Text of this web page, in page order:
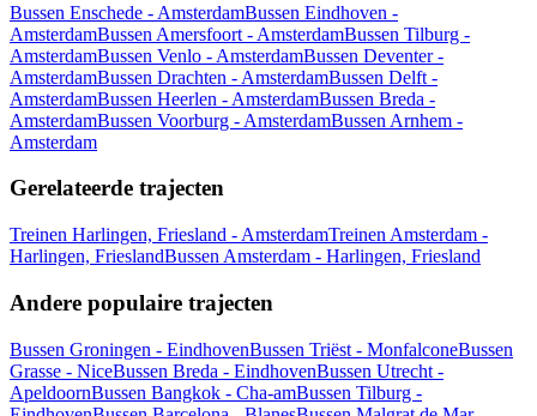
Bussen Enschede - AmsterdamBussen Eindhoven -
AmsterdamBussen Amersfoort - AmsterdamBussen Tilburg -
AmsterdamBussen Venlo - AmsterdamBussen Deventer -
AmsterdamBussen Drachten - AmsterdamBussen Delft -
AmsterdamBussen Heerlen - AmsterdamBussen Breda -
AmsterdamBussen Voorburg - AmsterdamBussen Arnhem -
Amsterdam
Gerelateerde trajecten
Treinen Harlingen, Friesland - AmsterdamTreinen Amsterdam -
Harlingen, FrieslandBussen Amsterdam - Harlingen, Friesland
Andere populaire trajecten
Bussen Groningen - EindhovenBussen Triëst - MonfalconeBussen
Grasse - NiceBussen Breda - EindhovenBussen Utrecht -
ApeldoornBussen Bangkok - Cha-amBussen Tilburg -